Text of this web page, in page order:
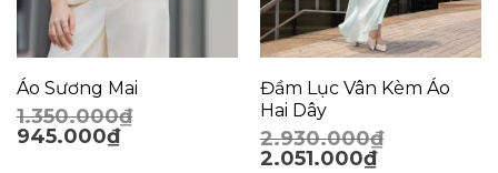
Áo Sương Mai
1.350.000₫
945.000₫
Đầm Lục Vân Kèm Áo
Hai Dây
2.930.000₫
2.051.000₫